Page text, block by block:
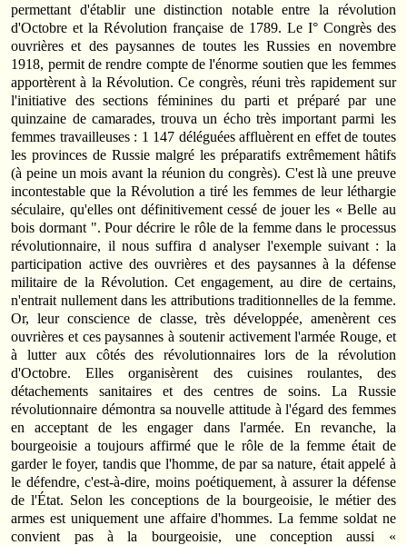
permettant d'établir une distinction notable entre la révolution
d'Octobre et la Révolution française de 1789. Le I° Congrès des
ouvrières et des paysannes de toutes les Russies en novembre
1918, permit de rendre compte de l'énorme soutien que les femmes
apportèrent à la Révolution. Ce congrès, réuni très rapidement sur
l'initiative des sections féminines du parti et préparé par une
quinzaine de camarades, trouva un écho très important parmi les
femmes travailleuses : 1 147 déléguées affluèrent en effet de toutes
les provinces de Russie malgré les préparatifs extrêmement hâtifs
(à peine un mois avant la réunion du congrès). C'est là une preuve
incontestable que la Révolution a tiré les femmes de leur léthargie
séculaire, qu'elles ont définitivement cessé de jouer les « Belle au
bois dormant ". Pour décrire le rôle de la femme dans le processus
révolutionnaire, il nous suffira d analyser l'exemple suivant : la
participation active des ouvrières et des paysannes à la défense
militaire de la Révolution. Cet engagement, au dire de certains,
n'entrait nullement dans les attributions traditionnelles de la femme.
Or, leur conscience de classe, très développée, amenèrent ces
ouvrières et ces paysannes à soutenir activement l'armée Rouge, et
à lutter aux côtés des révolutionnaires lors de la révolution
d'Octobre. Elles organisèrent des cuisines roulantes, des
détachements sanitaires et des centres de soins. La Russie
révolutionnaire démontra sa nouvelle attitude à l'égard des femmes
en acceptant de les engager dans l'armée. En revanche, la
bourgeoisie a toujours affirmé que le rôle de la femme était de
garder le foyer, tandis que l'homme, de par sa nature, était appelé à
le défendre, c'est-à-dire, moins poétiquement, à assurer la défense
de l'État. Selon les conceptions de la bourgeoisie, le métier des
armes est uniquement une affaire d'hommes. La femme soldat ne
convient pas à la bourgeoisie, une conception aussi «